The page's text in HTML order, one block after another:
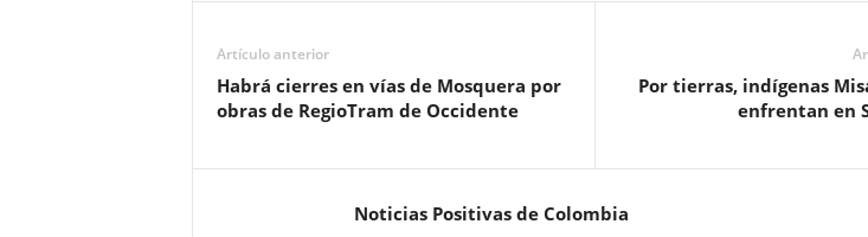
Artículo anterior
Habrá cierres en vías de Mosquera por
obras de RegioTram de Occidente
Por tierras, indígenas
enfrentan en
Noticias Positivas de Colombia